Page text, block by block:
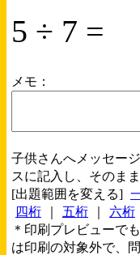
5 ÷ 7 =
メモ：
子供さんへメッセー
スに記入し、そのま
[出題範囲を変える]
四桁
五桁
六桁
＊印刷プレビューで
は印刷の対象外で、